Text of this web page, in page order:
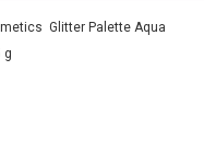
Glitter Palette Aqua
g